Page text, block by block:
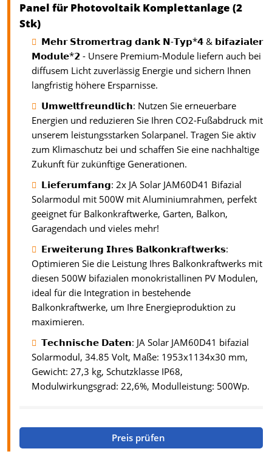
Panel für Photovoltaik Komplettanlage (2
Stk)
𝗠𝗲𝗵𝗿 𝗦𝘁𝗿𝗼𝗺𝗲𝗿𝘁𝗿𝗮𝗴 𝗱𝗮𝗻𝗸 𝗡-𝗧𝘆𝗽*𝟰 & 𝗯𝗶𝗳𝗮𝘇𝗶𝗮𝗹𝗲𝗿
𝗠𝗼𝗱𝘂𝗹𝗲*𝟮 - Unsere Premium-Module liefern auch bei
diffusem Licht zuverlässig Energie und sichern Ihnen
langfristig höhere Ersparnisse.
𝗨𝗺𝘄𝗲𝗹𝘁𝗳𝗿𝗲𝘂𝗻𝗱𝗹𝗶𝗰𝗵: Nutzen Sie erneuerbare
Energien und reduzieren Sie Ihren CO2-Fußabdruck mit
unserem leistungsstarken Solarpanel. Tragen Sie aktiv
zum Klimaschutz bei und schaffen Sie eine nachhaltige
Zukunft für zukünftige Generationen.
𝗟𝗶𝗲𝗳𝗲𝗿𝘂𝗺𝗳𝗮𝗻𝗴: 2x JA Solar JAM60D41 Bifazial
Solarmodul mit 500W mit Aluminiumrahmen, perfekt
geeignet für Balkonkraftwerke, Garten, Balkon,
Garagendach und vieles mehr!
𝗘𝗿𝘄𝗲𝗶𝘁𝗲𝗿𝘂𝗻𝗴 𝗜𝗵𝗿𝗲𝘀 𝗕𝗮𝗹𝗸𝗼𝗻𝗸𝗿𝗮𝗳𝘁𝘄𝗲𝗿𝗸𝘀:
Optimieren Sie die Leistung Ihres Balkonkraftwerks mit
diesen 500W bifazialen monokristallinen PV Modulen,
ideal für die Integration in bestehende
Balkonkraftwerke, um Ihre Energieproduktion zu
maximieren.
𝗧𝗲𝗰𝗵𝗻𝗶𝘀𝗰𝗵𝗲 𝗗𝗮𝘁𝗲𝗻: JA Solar JAM60D41 bifazial
Solarmodul, 34.85 Volt, Maße: 1953x1134x30 mm,
Gewicht: 27,3 kg, Schutzklasse IP68,
Modulwirkungsgrad: 22,6%, Modulleistung: 500Wp.
Preis prüfen